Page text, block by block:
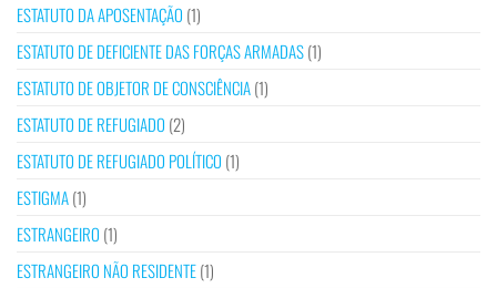
ESTATUTO DA APOSENTAÇÃO (1)
ESTATUTO DE DEFICIENTE DAS FORÇAS ARMADAS(1)
ESTATUTO DE OBJETOR DE CONSCIÊNCIA(1)
ESTATUTO DE REFUGIADO (2)
ESTATUTO DE REFUGIADO POLÍTICO (1)
ESTIGMA(1)
ESTRANGEIRO (1)
ESTRANGEIRO NÃO RESIDENTE(1)